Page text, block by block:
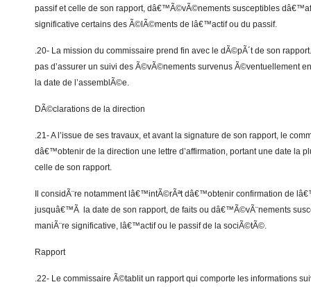
passif et celle de son rapport, dâ€™Ã©vÃ©nements susceptibles
significative certains des Ã©lÃ©ments de lâ€™actif ou du passif.
.20- La mission du commissaire prend fin avec le dÃ©pÃ´t de son
pas d’assurer un suivi des Ã©vÃ©nements survenus Ã©ventuellement
la date de l’assemblÃ©e.
DÃ©clarations de la direction
.21- A l’issue de ses travaux, et avant la signature de son rapport, le
dâ€™obtenir de la direction une lettre d’affirmation, portant une date la
celle de son rapport.
Il considÃ¨re notamment lâ€™intÃ©rÃªt dâ€™obtenir confirmation de
jusquâ€™Ã la date de son rapport, de faits ou dâ€™Ã©vÃ¨nements
maniÃ¨re significative, lâ€™actif ou le passif de la sociÃ©tÃ©.
Rapport
.22- Le commissaire Ã©tablit un rapport qui comporte les informations